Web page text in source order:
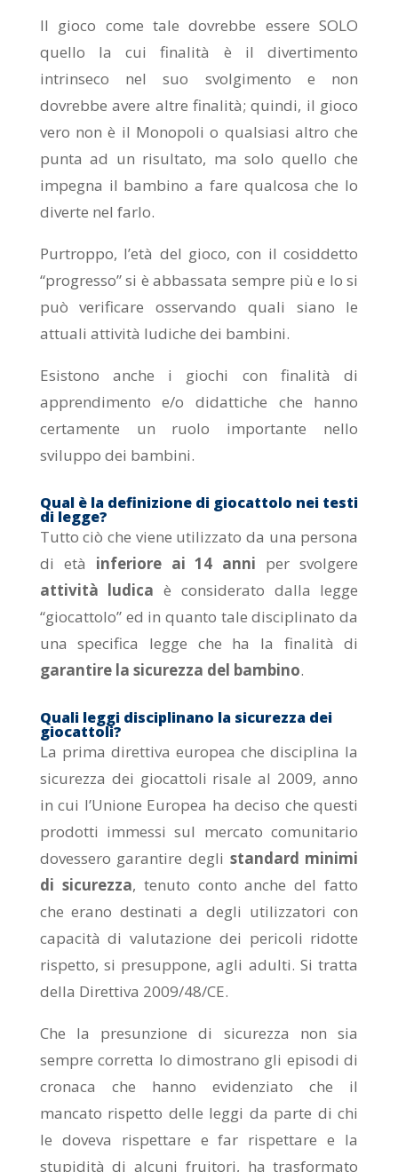
Il gioco come tale dovrebbe essere SOLO
quello la cui finalità è il divertimento
intrinseco nel suo svolgimento e non
dovrebbe avere altre finalità; quindi, il gioco
vero non è il Monopoli o qualsiasi altro che
punta ad un risultato, ma solo quello che
impegna il bambino a fare qualcosa che lo
diverte nel farlo.
Purtroppo, l’età del gioco, con il cosiddetto
“progresso” si è abbassata sempre più e lo si
può verificare osservando quali siano le
attuali attività ludiche dei bambini.
Esistono anche i giochi con finalità di
apprendimento e/o didattiche che hanno
certamente un ruolo importante nello
sviluppo dei bambini.
Qual è la definizione di giocattolo nei testi
di legge?
Tutto ciò che viene utilizzato da una persona
di età inferiore ai 14 anni per svolgere
attività ludica è considerato dalla legge
“giocattolo” ed in quanto tale disciplinato da
una specifica legge che ha la finalità di
garantire la sicurezza del bambino.
Quali leggi disciplinano la sicurezza dei
giocattoli?
La prima direttiva europea che disciplina la
sicurezza dei giocattoli risale al 2009, anno
in cui l’Unione Europea ha deciso che questi
prodotti immessi sul mercato comunitario
dovessero garantire degli standard minimi
di sicurezza, tenuto conto anche del fatto
che erano destinati a degli utilizzatori con
capacità di valutazione dei pericoli ridotte
rispetto, si presuppone, agli adulti. Si tratta
della Direttiva 2009/48/CE.
Che la presunzione di sicurezza non sia
sempre corretta lo dimostrano gli episodi di
cronaca che hanno evidenziato che il
mancato rispetto delle leggi da parte di chi
le doveva rispettare e far rispettare e la
stupidità di alcuni fruitori, ha trasformato